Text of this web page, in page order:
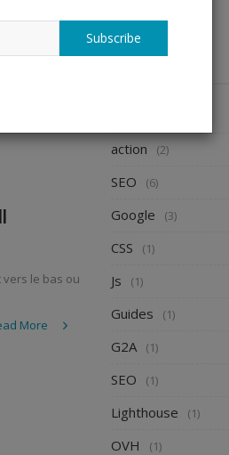
Subscribe
Raspberry Pi
le bas ou
More
action (2)
SEO (6)
Google (3)
CSS (1)
Js (1)
Guides (1)
G2A (1)
SEO (1)
Lighthouse (1)
OVH (1)